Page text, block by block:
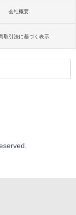
会社概要
取引法に基づく表示